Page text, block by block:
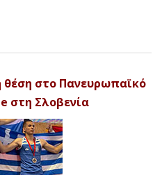
θέση στο Πανευρωπαϊκό
στη Σλοβενία